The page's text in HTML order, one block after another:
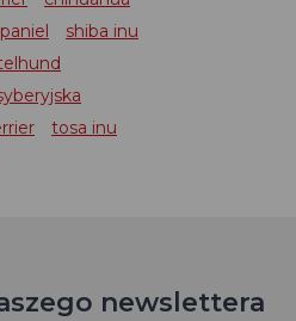
shiba inu
tosa inu
newslettera